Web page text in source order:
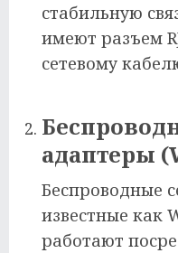
стабильную
имеют разъем
сетевому
адаптеры
Беспроводные
известные как
работают